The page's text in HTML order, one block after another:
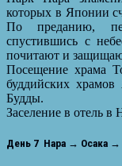
которых в Японии
По преданию,
спустившись с
почитают и
Посещение храма
буддийских храмов
Будды.
Заселение в отель в
День 7 Нара → Осака →